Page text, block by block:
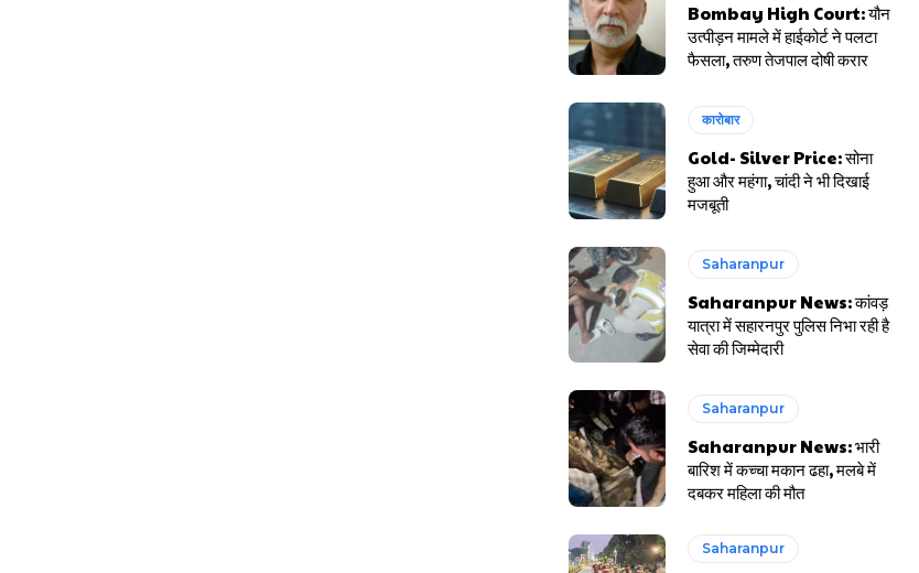
Bombay High Court: यौन
उत्पीड़न मामले में हाईकोर्ट ने पलटा
फैसला, तरुण तेजपाल दोषी करार
कारोबार
Gold- Silver Price: सोना
हुआ और महंगा, चांदी ने भी दिखाई
मजबूती
Saharanpur
Saharanpur News: कांवड़
यात्रा में सहारनपुर पुलिस निभा रही है
सेवा की जिम्मेदारी
Saharanpur
Saharanpur News: भारी
बारिश में कच्चा मकान ढहा, मलबे में
दबकर महिला की मौत
Saharanpur